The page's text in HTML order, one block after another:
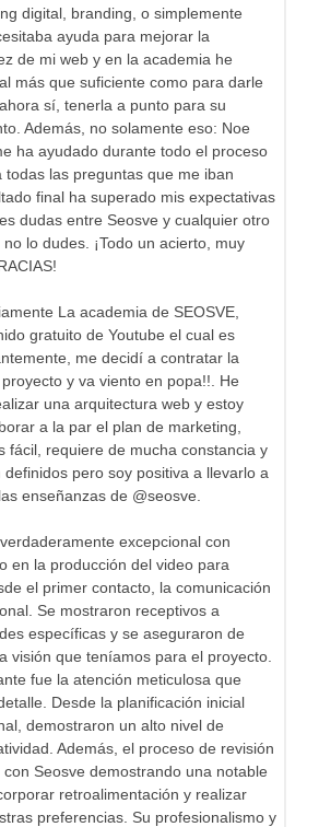
digital, branding, o simplemente
ayuda para mejorar la
de mi web y en la academia he
más que suficiente como para darle
sí, tenerla a punto para su
Además, no solamente eso: Noe
ha ayudado durante todo el proceso
todas las preguntas que me iban
final ha superado mis expectativas
dudas entre Seosve y cualquier otro
lo dudes. ¡Todo un acierto, muy
La academia de SEOSVE,
gratuito de Youtube el cual es
me decidí a contratar la
y va viento en popa!!. He
una arquitectura web y estoy
a la par el plan de marketing,
fácil, requiere de mucha constancia y
pero soy positiva a llevarlo a
enseñanzas de @seosve.
excepcional con
en la producción del video para
el primer contacto, la comunicación
Se mostraron receptivos a
específicas y se aseguraron de
visión que teníamos para el proyecto.
fue la atención meticulosa que
Desde la planificación inicial
demostraron un alto nivel de
Además, el proceso de revisión
Seosve demostrando una notable
retroalimentación y realizar
preferencias. Su profesionalismo y